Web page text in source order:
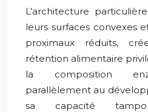
L’architecture
leurs surfaces convexes
proximaux réduits,
rétention alimentaire
la composition
parallèlement au
sa capacité